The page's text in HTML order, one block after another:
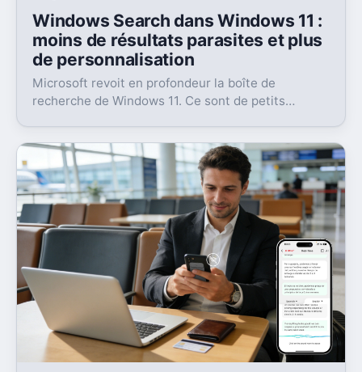
Windows Search dans Windows 11 :
moins de résultats parasites et plus
de personnalisation
Microsoft revoit en profondeur la boîte de
recherche de Windows 11. Ce sont de petits